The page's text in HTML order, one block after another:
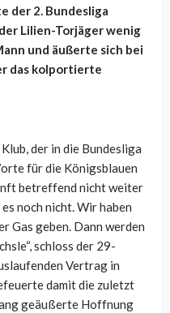
der 2. Bundesliga
Lilien-Torjäger wenig
und äußerte sich bei
das kolportierte
der in die Bundesliga
für die Königsblauen
betreffend nicht weiter
noch nicht. Wir haben
Gas geben. Dann werden
schloss der 29-
Vertrag in
damit die zuletzt
geäußerte Hoffnung